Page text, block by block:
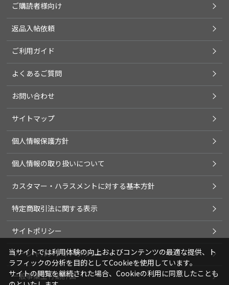
ご購読者様向け
返品入帖依頼
ご利用ガイド
よくあるご質問
お問い合わせ
サイトマップ
個人情報保護方針
個人情報の取り扱いについて
カスタマー・ハラスメントに対する基本方針
特定商取引法に関する表示
サイトポリシー
ソーシャルメディアポリシー
一般事業主行動計画
当サイトでは利用体験の向上およびコンテンツの最適な提供、ト
ラフィックの分析を目的としてCookieを使用しています。
サイトの閲覧を継続された場合、Cookieの利用に同意したことも